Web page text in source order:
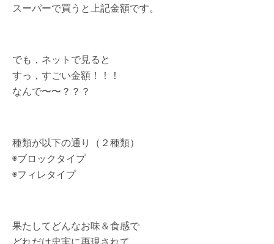
スーパーで買うと上記金額です。
でも，ネットで見ると
すっ，すごい金額！！！
なんで〜〜？？？
種類が以下の通り（２種類）
◉ブロックタイプ
◉フィレタイプ
果たしてどんなお味＆食感で